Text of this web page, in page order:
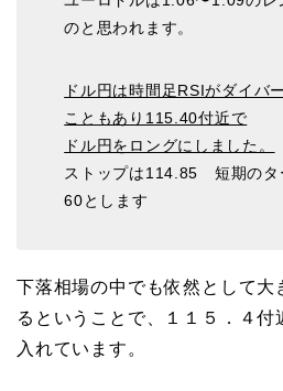
のと思われます。
ドル円は時間足RSIがダイバ
こともあり115.40付近で
ドル円をロングにしました。
ストップは114.85 短期のタ
60とします
下落相場の中でも依然として大
るということで、１１５．４付
入れています。